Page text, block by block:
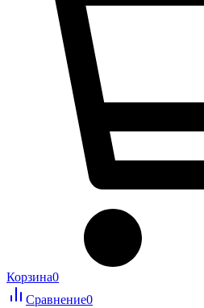
Корзина0
Сравнение0